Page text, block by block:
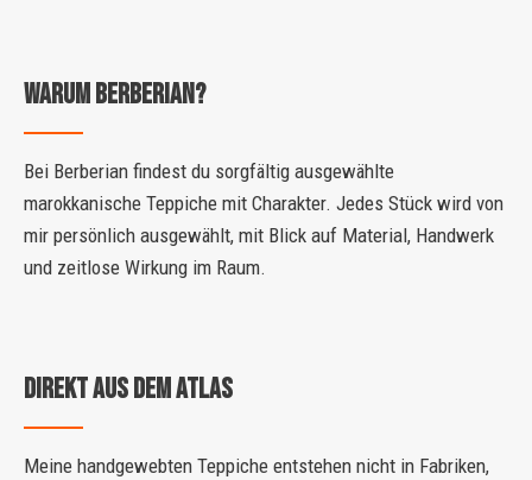
Warum Berberian?
Bei Berberian findest du sorgfältig ausgewählte
marokkanische Teppiche mit Charakter. Jedes Stück wird von
mir persönlich ausgewählt, mit Blick auf Material, Handwerk
und zeitlose Wirkung im Raum.
DIREKT AUS DEM ATLAS
Meine handgewebten Teppiche entstehen nicht in Fabriken,